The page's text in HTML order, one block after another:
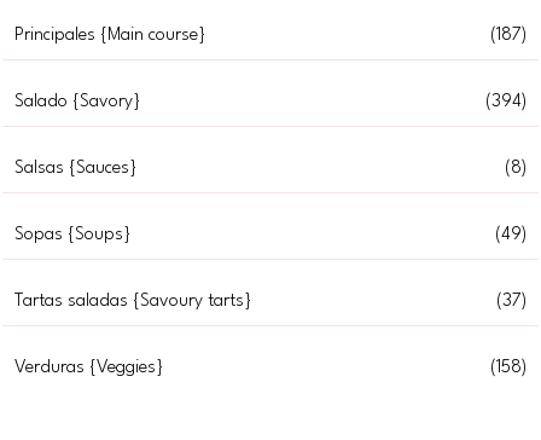
Principales {Main course} (187)
Salado {Savory} (394)
Salsas {Sauces} (8)
Sopas {Soups} (49)
Tartas saladas {Savoury tarts} (37)
Verduras {Veggies} (158)